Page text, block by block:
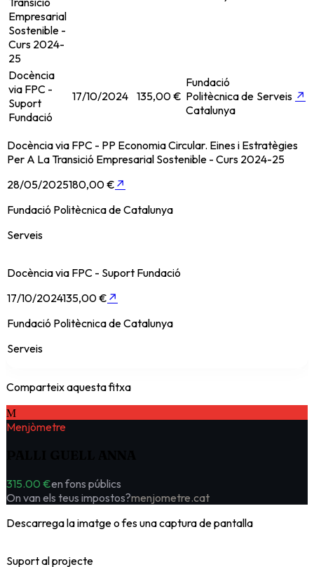
Empresarial
Sostenible -
Curs 2024-
25
Docència
via FPC -
Suport
Fundació
17/10/2024 135,00 €
Fundació
Politècnica de
Catalunya
Serveis ↗
Docència via FPC - PP Economia Circular. Eines i Estratègies
Per A La Transició Empresarial Sostenible - Curs 2024-25
28/05/2025180,00 € ↗
Fundació Politècnica de Catalunya
Serveis
Docència via FPC - Suport Fundació
17/10/2024135,00 € ↗
Fundació Politècnica de Catalunya
Serveis
Comparteix aquesta fitxa
M
Menjòmetre
315.00 €en fons públics
On van els teus impostos?menjometre.cat
Descarrega la imatge o fes una captura de pantalla
Suport al projecte